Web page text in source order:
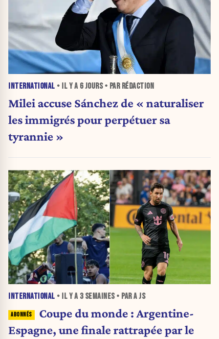
INTERNATIONAL • IL Y A 6 JOURS• PAR RÉDACTION
Milei accuse Sánchez de « naturaliser
les immigrés pour perpétuer sa
tyrannie »
INTERNATIONAL • IL Y A 3 SEMAINES• PAR A JS
Coupe du monde : Argentine-
Espagne, une finale rattrapée par le